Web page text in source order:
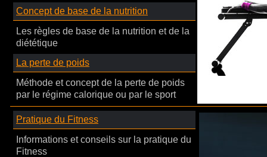
Concept de base de la nutrition
Les règles de base de la nutrition et de la
diététique
La perte de poids
Méthode et concept de la perte de poids
par le régime calorique ou par le sport
Pratique du Fitness
Informations et conseils sur la pratique du
Fitness